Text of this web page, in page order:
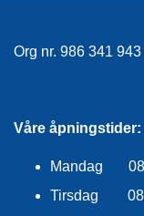
Org nr. 986 341 943
Våre åpningstider:
Mandag
Tirsdag